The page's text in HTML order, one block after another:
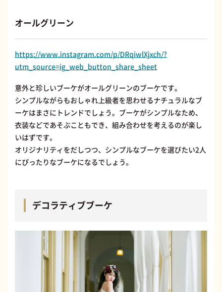
オールグリーン
https://www.instagram.com/p/DRqiwlXjxch/?
utm_source=ig_web_button_share_sheet
意外と珍しいブーケがオールグリーンのブーケです。
シンプルながらもおしゃれ上級者を思わせるナチュラルなブ
ーケはまさにトレンドでしょう。ブーケがシンプルなため、
衣装などであそぶこともでき、組み合わせを考えるのが楽し
いはずです。
オリジナリティをだしつつ、シンプルなブーケを選びたい2人
にぴったりなブーケになるでしょう。
デコラティブブーケ